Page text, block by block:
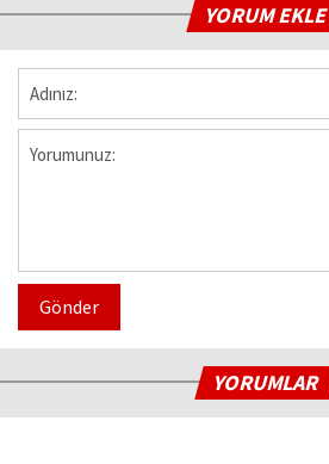
YORUM EKLE
Gönder
YORUMLAR